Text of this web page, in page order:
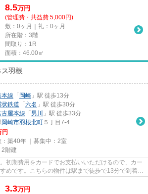
8.5万円
(管理費・共益費 5,000円)
敷：0ヶ月｜礼：0ヶ月
所在階：3階
間取り：1R
面積：46.00㎡
羽根
本線 「 岡崎 」駅 徒歩13分
鉄道 「 六名 」駅 徒歩30分
屋本線 「 男川
」駅 徒歩33分
岡崎市羽根北町 ５丁目7-4
円
築40年 ｜募集中： 2室
2階建
初期費用をカードでお支払いいただけるので、カー
めです。こちらの物件は駅まで徒歩で13分で到着し
3.3万円